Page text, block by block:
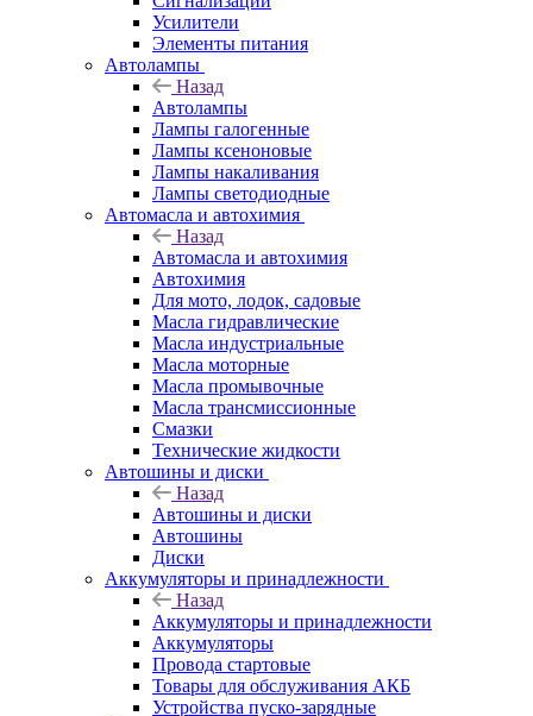
Усилители
Элементы питания
Автолампы
Назад
Автолампы
Лампы галогенные
Лампы ксеноновые
Лампы накаливания
Лампы светодиодные
Автомасла и автохимия
Назад
Автомасла и автохимия
Автохимия
Для мото, лодок, садовые
Масла гидравлические
Масла индустриальные
Масла моторные
Масла промывочные
Масла трансмиссионные
Смазки
Технические жидкости
Автошины и диски
Назад
Автошины и диски
Автошины
Диски
Аккумуляторы и принадлежности
Назад
Аккумуляторы и принадлежности
Аккумуляторы
Провода стартовые
Товары для обслуживания АКБ
Устройства пуско-зарядные